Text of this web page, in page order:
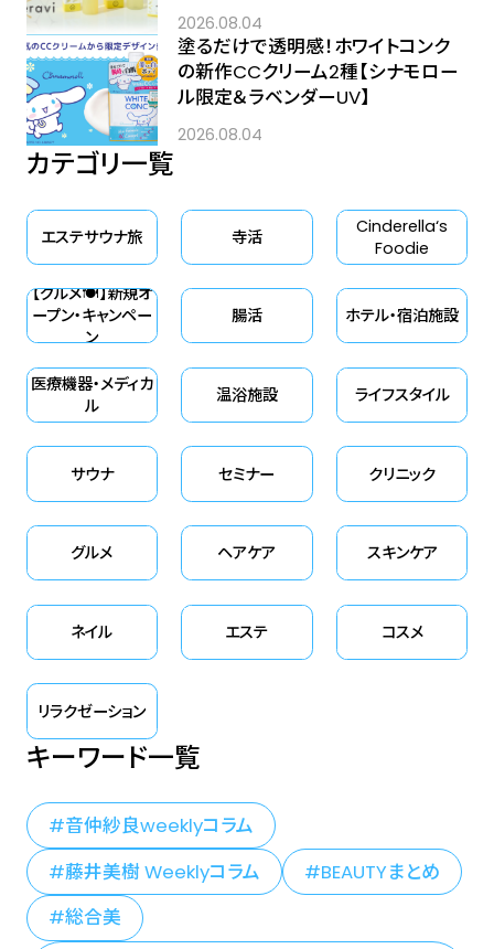
2026.08.04
塗るだけで透明感！ホワイトコンク
の新作CCクリーム2種【シナモロー
ル限定＆ラベンダーUV】
2026.08.04
カテゴリ一覧
エステサウナ旅 寺活
Cinderella‘s
Foodie
【グルメ🍽】新規オ
ープン・キャンペー
ン
腸活 ホテル・宿泊施設
医療機器・メディカ
ル
温浴施設 ライフスタイル
サウナ セミナー クリニック
グルメ ヘアケア スキンケア
ネイル エステ コスメ
リラクゼーション
キーワード一覧
音仲紗良weeklyコラム
藤井美樹 Weeklyコラム
BEAUTYまとめ
総合美